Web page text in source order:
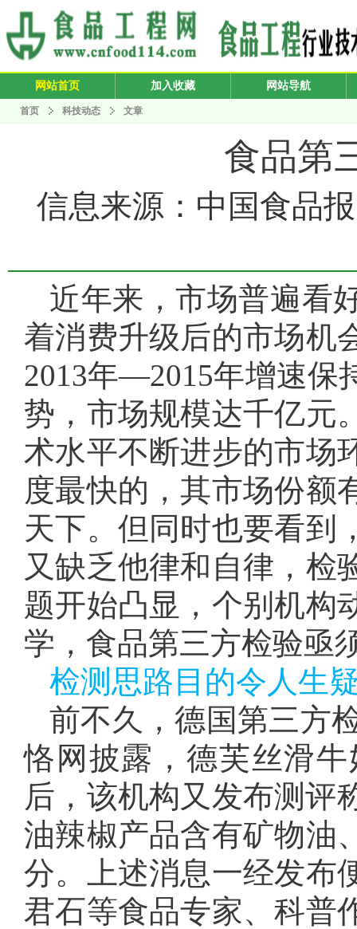
网站首页 加入收藏 网站导航
首页 科技动态 文章
食品第
信息来源：中国食品
近年来，市场普遍看
着消费升级后的市场机
2013年—2015年增速保
势，市场规模达千亿元
术水平不断进步的市场
度最快的，其市场份额
天下。但同时也要看到
又缺乏他律和自律，检
题开始凸显，个别机构
学，食品第三方检验亟
检测思路目的令人生
前不久，德国第三方
恪网披露，德芙丝滑
后，该机构又发布测评
油辣椒产品含有矿物油
分。上述消息一经发布
君石等食品专家、科普